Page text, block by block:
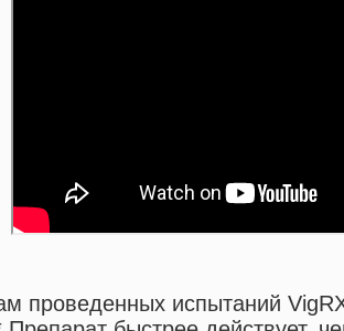
проведенных испытаний